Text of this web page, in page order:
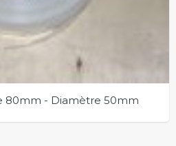
80mm - Diamètre 50mm